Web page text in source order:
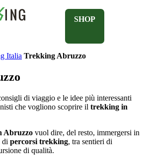
SHOP
Italia Trekking Abruzzo
di viaggio e le idee più interessanti
che vogliono scoprire il trekking in
Abruzzo vuol dire, del resto, immergersi in
di percorsi trekking, tra sentieri di
di qualità.